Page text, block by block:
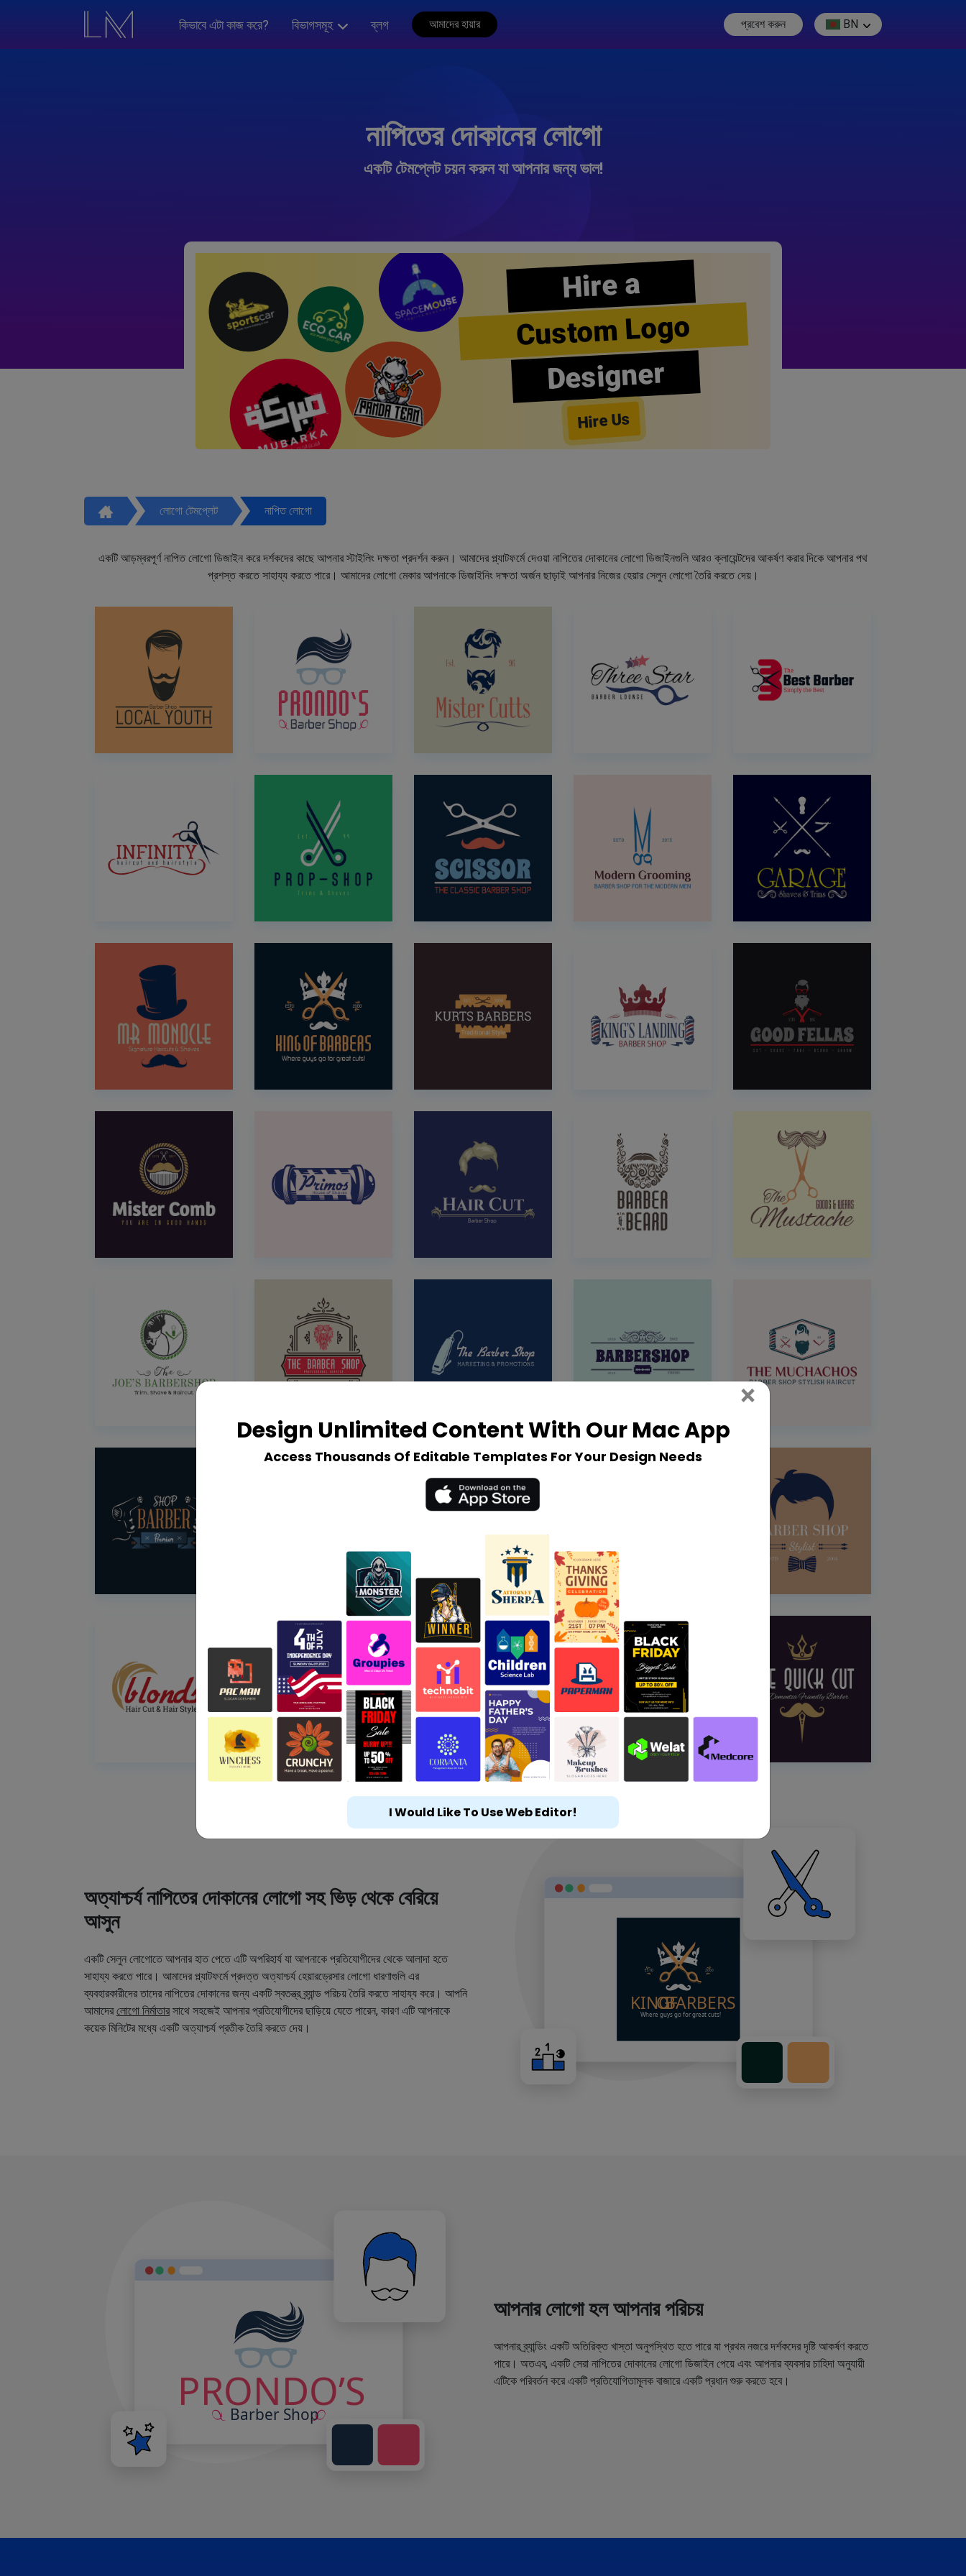
কিভাবে এটা কাজ করে? বিভাগসমূহ ব্লগ আমাদের হায়ার প্রবেশ করুন BN
নাপিতের দোকানের লোগো
একটি টেমপ্লেট চয়ন করুন যা আপনার জন্য ভাল!
Hire a
Custom Logo
Designer
Hire Us
লোগো টেমপ্লেট নাপিত লোগো
একটি আড়ম্বরপূর্ণ নাপিত লোগো ডিজাইন করে দর্শকদের কাছে আপনার স্টাইলিং দক্ষতা প্রদর্শন করুন। আমাদের প্ল্যাটফর্মে দেওয়া নাপিতের দোকানের লোগো ডিজাইনগুলি আরও ক্লায়েন্টদের আকর্ষণ করার দিকে আপনার পথ
প্রশস্ত করতে সাহায্য করতে পারে। আমাদের লোগো মেকার আপনাকে ডিজাইনিং দক্ষতা অর্জন ছাড়াই আপনার নিজের হেয়ার সেলুন লোগো তৈরি করতে দেয়।
অত্যাশ্চর্য নাপিতের দোকানের লোগো সহ ভিড় থেকে বেরিয়ে
আসুন
একটি সেলুন লোগোতে আপনার হাত পেতে এটি অপরিহার্য যা আপনাকে প্রতিযোগীদের থেকে আলাদা হতে
সাহায্য করতে পারে। আমাদের প্ল্যাটফর্মে প্রদত্ত অত্যাশ্চর্য হেয়ারড্রেসার লোগো ধারণাগুলি এর
ব্যবহারকারীদের তাদের নাপিতের দোকানের জন্য একটি স্বতন্ত্র ব্র্যান্ড পরিচয় তৈরি করতে সাহায্য করে। আপনি
আমাদেরলোগো নির্মাতারসাথে সহজেই আপনার প্রতিযোগীদের ছাড়িয়ে যেতে পারেন, কারণ এটি আপনাকে
কয়েক মিনিটের মধ্যে একটি অত্যাশ্চর্য প্রতীক তৈরি করতে দেয়।
আপনার লোগো হল আপনার পরিচয়
আপনার ব্র্যান্ডিং একটি অতিরিক্ত খাস্তা অনুপস্থিত হতে পারে যা প্রথম নজরে দর্শকদের দৃষ্টি আকর্ষণ করতে
পারে। অতএব, একটি সেরা নাপিতের দোকানের লোগো ডিজাইন পেয়ে এবং আপনার ব্যবসার চাহিদা অনুযায়ী
এটিকে পরিবর্তন করে একটি প্রতিযোগিতামূলক বাজারে একটি প্রধান শুরু করতে হবে।
Design Unlimited Content With Our Mac App
Access Thousands Of Editable Templates For Your Design Needs
× Close
I Would Like To Use Web Editor!